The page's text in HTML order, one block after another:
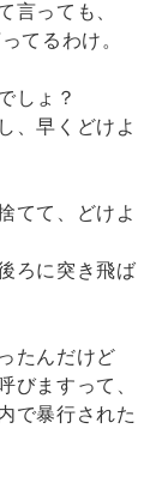
言っても、
てるわけ。
しょ？
、早くどけよ
てて、どけよ
ろに突き飛ば
たんだけど
びますって、
で暴行された